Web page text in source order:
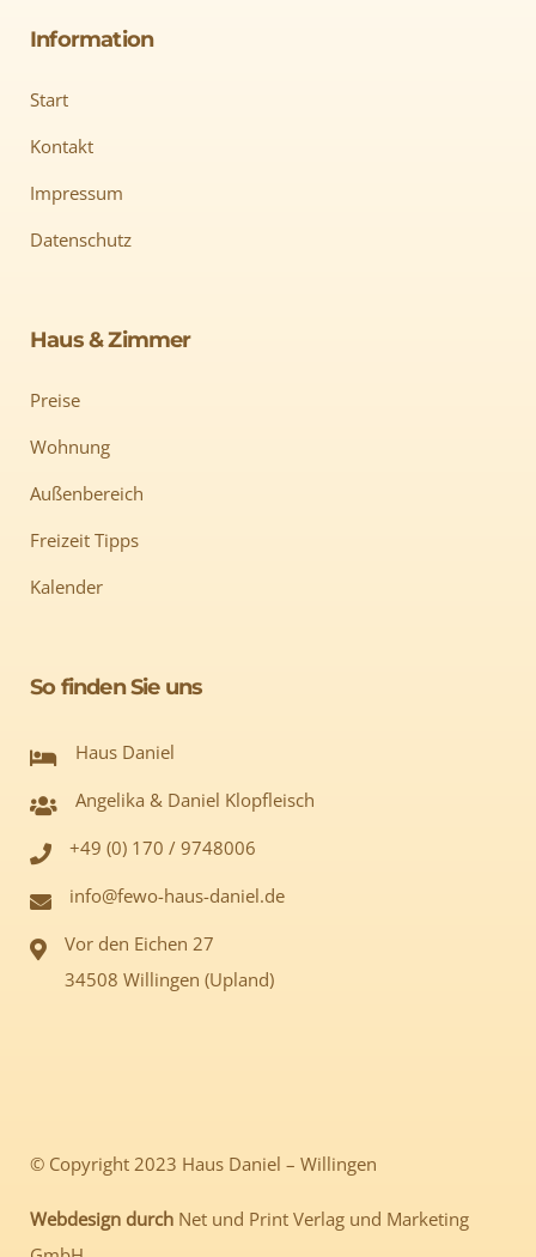
Information
Start
Kontakt
Impressum
Datenschutz
Haus & Zimmer
Preise
Wohnung
Außenbereich
Freizeit Tipps
Kalender
So finden Sie uns
Haus Daniel
Angelika & Daniel Klopfleisch
+49 (0) 170 / 9748006
info@fewo-haus-daniel.de
Vor den Eichen 27
34508 Willingen (Upland)
© Copyright 2023 Haus Daniel – Willingen
Webdesign durch Net und Print Verlag und Marketing